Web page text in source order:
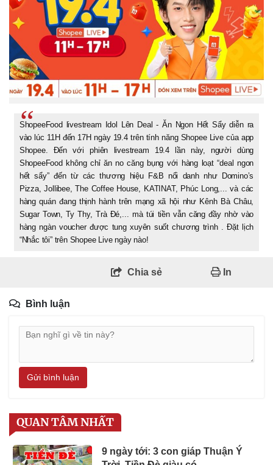
ShopeeFood livestream Idol Lên Deal - Ăn Ngon Hết Sẩy diễn ra
vào lúc 11H đến 17H ngày 19.4 trên tính năng Shopee Live của app
Shopee. Đến với phiên livestream 19.4 lần này, người dùng
ShopeeFood không chỉ ăn no căng bụng với hàng loạt “deal ngon
hết sẩy” đến từ các thương hiệu F&B nổi danh như Domino’s
Pizza, Jollibee, The Coffee House, KATINAT, Phúc Long,... và các
hàng quán đang thịnh hành trên mạng xã hội như Kênh Bà Châu,
Sugar Town, Ty Thy, Trà Đé,... mà túi tiền vẫn căng đầy nhờ vào
hàng ngàn voucher được tung xuyên suốt chương trình . Đặt lịch
“Nhắc tôi” trên Shopee Live ngày nào!
Chia sẻ In
Bình luận
Gửi bình luận
QUAN TÂM NHẤT
9 ngày tới: 3 con giáp Thuận Ý